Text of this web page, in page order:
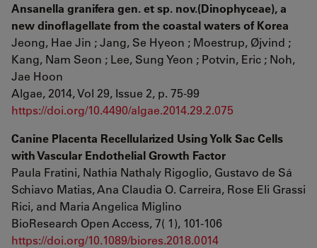
Ansanella granifera gen. et sp. nov.(Dinophyceae), a
new dinoflagellate from the coastal waters of Korea
Jeong, Hae Jin ; Jang, Se Hyeon ; Moestrup, Øjvind ;
Kang, Nam Seon ; Lee, Sung Yeon ; Potvin, Eric ; Noh,
Jae Hoon
Algae, 2014, Vol 29, Issue 2, p. 75-99
https://doi.org/10.4490/algae.2014.29.2.075
Canine Placenta Recellularized Using Yolk Sac Cells
with Vascular Endothelial Growth Factor
Paula Fratini, Nathia Nathaly Rigoglio, Gustavo de Sá
Schiavo Matias, Ana Claudia O. Carreira, Rose Eli Grassi
Rici, and Maria Angelica Miglino
BioResearch Open Access, 7( 1), 101-106
https://doi.org/10.1089/biores.2018.0014